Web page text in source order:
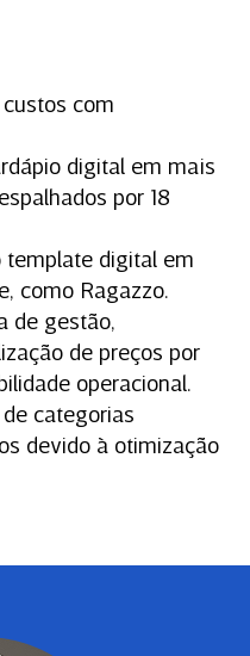
com
digital em mais
por 18
template digital em
como Ragazzo.
de gestão,
de preços por
operacional.
categorias
devido à otimização